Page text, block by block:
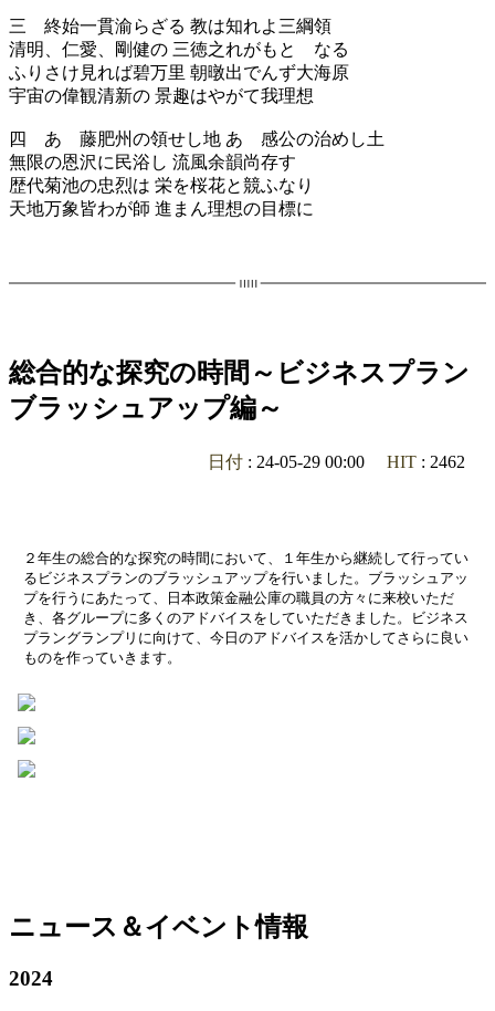
三 終始一貫渝らざる 教は知れよ三綱領
清明、仁愛、剛健の 三徳之れがもとゝなる
ふりさけ見れば碧万里 朝暾出でんず大海原
宇宙の偉観清新の 景趣はやがて我理想
四 あゝ藤肥州の領せし地 あゝ感公の治めし土
無限の恩沢に民浴し 流風余韻尚存す
歴代菊池の忠烈は 栄を桜花と競ふなり
天地万象皆わが師 進まん理想の目標に
総合的な探究の時間～ビジネスプラン
ブラッシュアップ編～
日付 : 24-05-29 00:00 HIT : 2462
２年生の総合的な探究の時間において、１年生から継続して行ってい
るビジネスプランのブラッシュアップを行いました。ブラッシュアッ
プを行うにあたって、日本政策金融公庫の職員の方々に来校いただ
き、各グループに多くのアドバイスをしていただきました。ビジネス
プラングランプリに向けて、今日のアドバイスを活かしてさらに良い
ものを作っていきます。
ニュース＆イベント情報
2024